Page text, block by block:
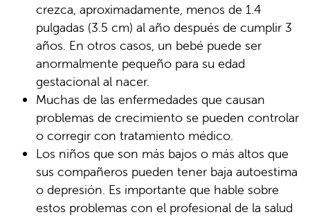
crezca, aproximadamente, menos de 1.4
pulgadas (3.5 cm) al año después de cumplir 3
años. En otros casos, un bebé puede ser
anormalmente pequeño para su edad
gestacional al nacer.
Muchas de las enfermedades que causan
problemas de crecimiento se pueden controlar
o corregir con tratamiento médico.
Los niños que son más bajos o más altos que
sus compañeros pueden tener baja autoestima
o depresión. Es importante que hable sobre
estos problemas con el profesional de la salud